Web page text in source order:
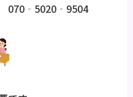
070‐5020‐9504